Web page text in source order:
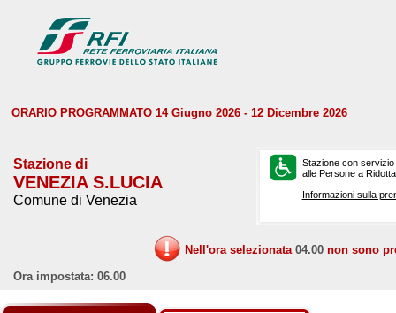
ORARIO PROGRAMMATO 14 Giugno 2026 - 12 Dicembre 2026
Stazione di
VENEZIA S.LUCIA
Comune di Venezia
Stazione con
alle Persone a
Informazioni sulla
Nell'ora selezionata 04.00 non sono
Ora impostata: 06.00